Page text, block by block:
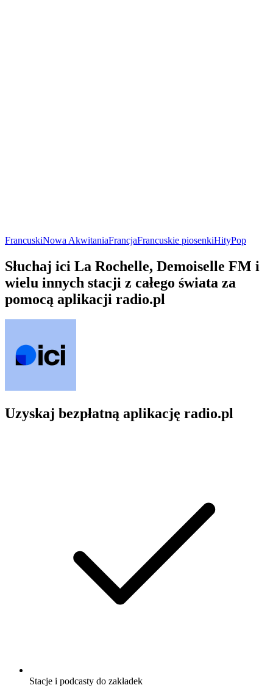
FrancuskiNowa AkwitaniaFrancjaFrancuskie piosenkiHityPop
Słuchaj ici La Rochelle, Demoiselle FM i
wielu innych stacji z całego świata za
pomocą aplikacji radio.pl
Uzyskaj bezpłatną aplikację radio.pl
Stacje i podcasty do zakładek